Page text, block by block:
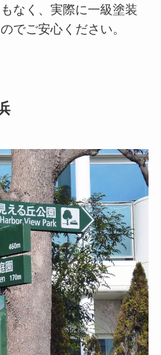
なく、実際に一級塗装
でご安心ください。